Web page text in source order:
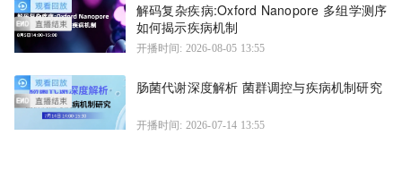
解码复杂疾病:Oxford Nanopore 多组学测序
如何揭示疾病机制
开播时间: 2026-08-05 13:55
肠菌代谢深度解析 菌群调控与疾病机制研究
开播时间: 2026-07-14 13:55